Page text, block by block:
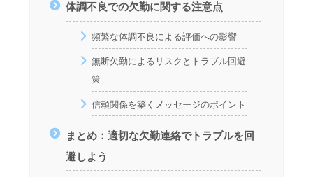
体調不良での欠勤に関する注意点
頻繁な体調不良による評価への影響
無断欠勤によるリスクとトラブル回避
策
信頼関係を築くメッセージのポイント
まとめ：適切な欠勤連絡でトラブルを回
避しよう